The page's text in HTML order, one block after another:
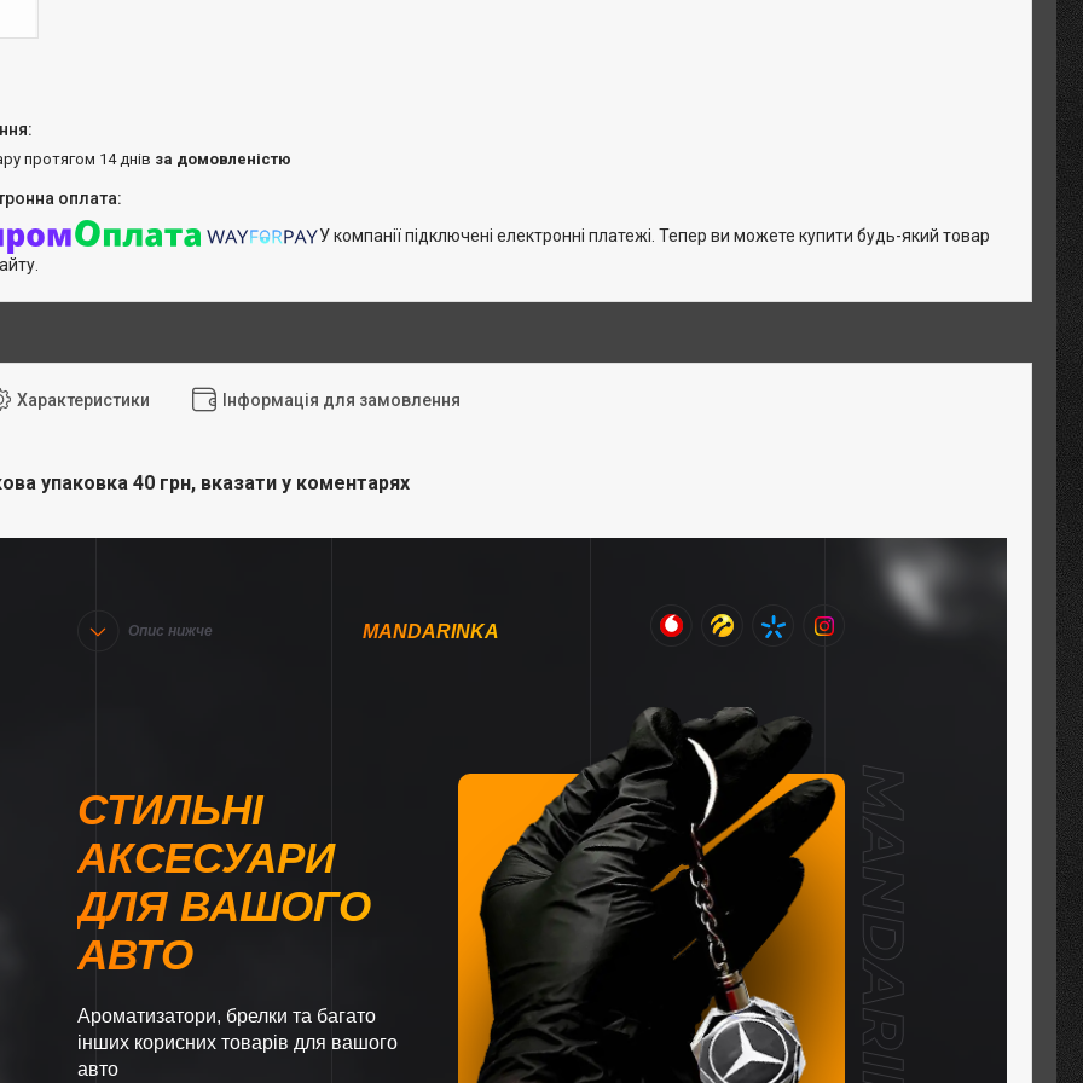
протягом 14 днів за домовленістю
У компанії підключені електронні платежі. Тепер ви можете купити будь-який товар
Характеристики Інформація для замовлення
упаковка 40 грн, вказати у коментарях
Опис нижче MANDARINKA
СТИЛЬНІ
АКСЕСУАРИ
ДЛЯ ВАШОГО
АВТО
Ароматизатори, брелки та багато
інших корисних товарів для вашого
авто